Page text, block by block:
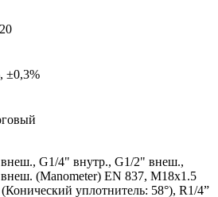
±0,3%
G1/4" внутр., G1/2" внеш.,
(Manometer) EN 837, M18x1.5
уплотнитель: 58°), R1/4”